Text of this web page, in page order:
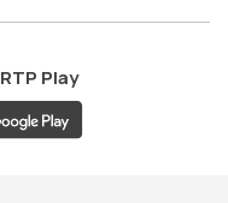
RTP Play